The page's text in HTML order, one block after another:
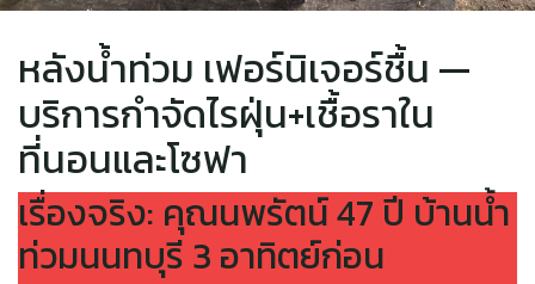
หลังน้ำท่วม เฟอร์นิเจอร์ชื้น —
บริการกำจัดไรฝุ่น+เชื้อราใน
ที่นอนและโซฟา
เรื่องจริง: คุณนพรัตน์ 47 ปี บ้านน้ำ
ท่วมนนทบุรี 3 อาทิตย์ก่อน